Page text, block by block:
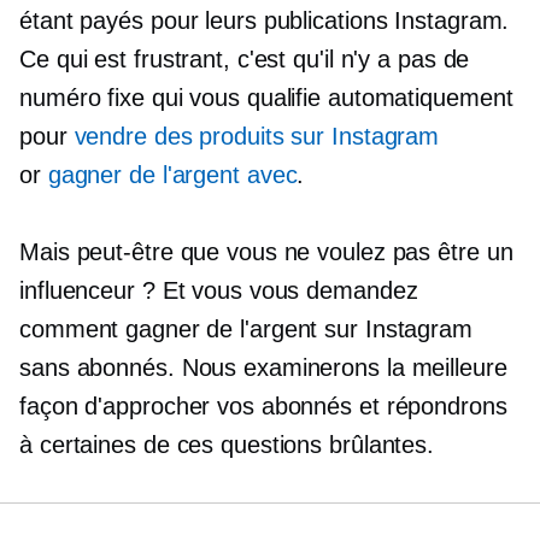
étant payés pour leurs publications Instagram.
Ce qui est frustrant, c'est qu'il n'y a pas de
numéro fixe qui vous qualifie automatiquement
pour vendre des produits sur Instagram
or gagner de l'argent avec.
Mais peut-être que vous ne voulez pas être un
influenceur ? Et vous vous demandez
comment gagner de l'argent sur Instagram
sans abonnés. Nous examinerons la meilleure
façon d'approcher vos abonnés et répondrons
à certaines de ces questions brûlantes.